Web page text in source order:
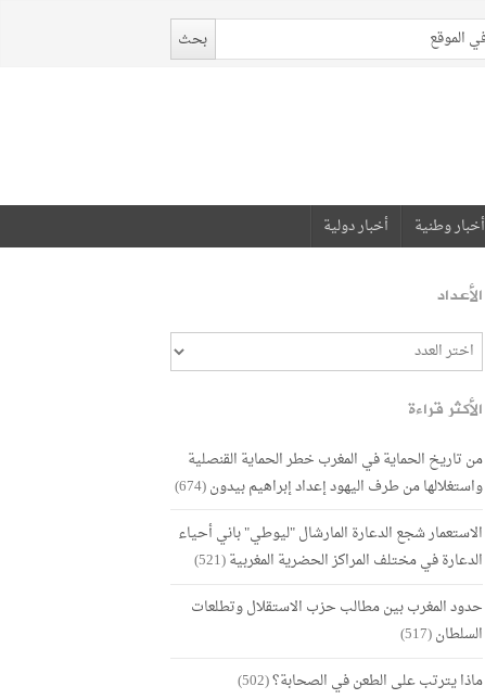
أخبار وطنية أخبار دولية
الأعداد
الأكثر قراءة
من تاريخ الحماية في المغرب خطر الحماية القنصلية
واستغلالها من طرف اليهود إعداد إبراهيم بيدون(674)
الاستعمار شجع الدعارة المارشال "ليوطي" باني أحياء
الدعارة في مختلف المراكز الحضرية المغربية(521)
حدود المغرب بين مطالب حزب الاستقلال وتطلعات
السلطان(517)
ماذا يترتب على الطعن في الصحابة؟(502)